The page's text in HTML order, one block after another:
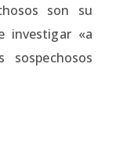
son su
investigar «a